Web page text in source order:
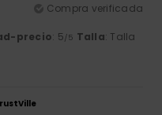
Compra verificada
precio: 5/5 Talla: Talla